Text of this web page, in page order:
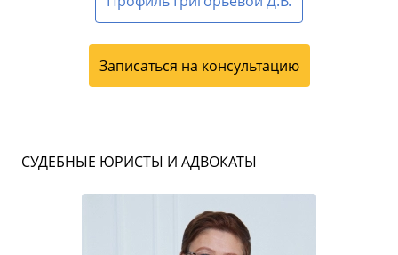
Записаться на консультацию
СУДЕБНЫЕ ЮРИСТЫ И АДВОКАТЫ